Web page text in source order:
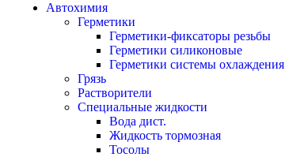
Автохимия
Герметики
Герметики-фиксаторы резьбы
Герметики силиконовые
Герметики системы охлаждения
Грязь
Растворители
Специальные жидкости
Вода дист.
Жидкость тормозная
Тосолы